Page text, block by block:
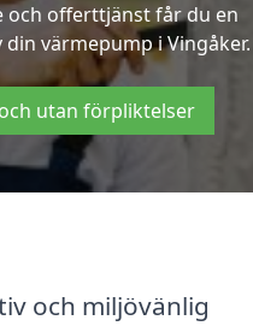
och offerttjänst får du en
värmepump i Vingåker.
utan förpliktelser
och miljövänlig